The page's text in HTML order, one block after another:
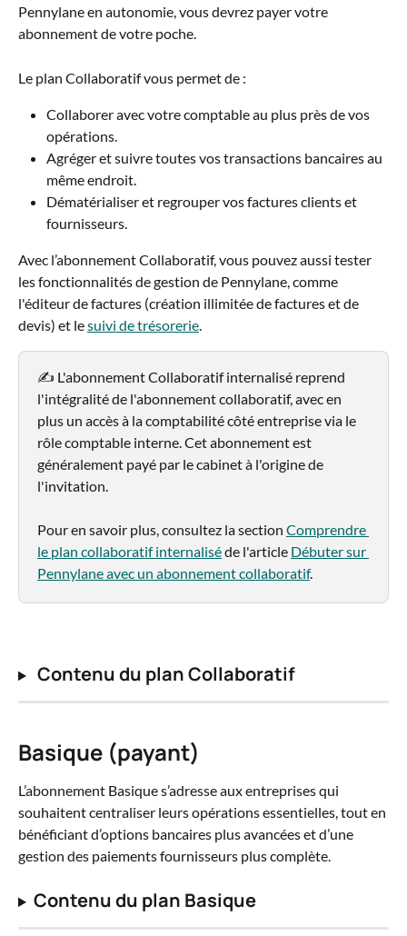
Pennylane en autonomie, vous devrez payer votre
abonnement de votre poche.
Le plan Collaboratif vous permet de :
Collaborer avec votre comptable au plus près de vos
opérations.
Agréger et suivre toutes vos transactions bancaires au
même endroit.
Dématérialiser et regrouper vos factures clients et
fournisseurs.
Avec l’abonnement Collaboratif, vous pouvez aussi tester
les fonctionnalités de gestion de Pennylane, comme
l'éditeur de factures (création illimitée de factures et de
devis) et le suivi de trésorerie.
✍️ L'abonnement Collaboratif internalisé reprend
l'intégralité de l'abonnement collaboratif, avec en
plus un accès à la comptabilité côté entreprise via le
rôle comptable interne. Cet abonnement est
généralement payé par le cabinet à l'origine de
l'invitation.
Pour en savoir plus, consultez la section Comprendre
le plan collaboratif internalisé de l'article Débuter sur
Pennylane avec un abonnement collaboratif.
Contenu du plan Collaboratif
Basique (payant)
L’abonnement Basique s’adresse aux entreprises qui
souhaitent centraliser leurs opérations essentielles, tout en
bénéficiant d’options bancaires plus avancées et d’une
gestion des paiements fournisseurs plus complète.
Contenu du plan Basique